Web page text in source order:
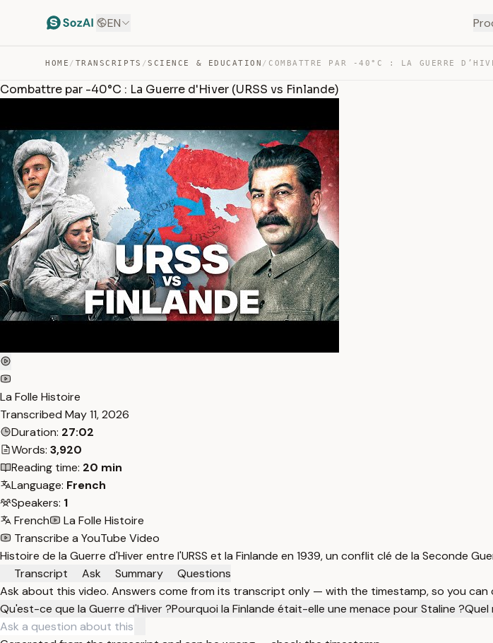
EN
HOME / TRANSCRIPTS /SCIENCE & EDUCATION /
Combattre par -40°C : La Guerre d'Hiver (URSS vs Finlande)
La Folle Histoire
Transcribed May 11, 2026
Duration: 27:02
Words: 3,920
Reading time: 20 min
Language: French
Speakers: 1
French
La Folle Histoire
Transcribe a YouTube Video
Histoire de la Guerre d'Hiver entre l'URSS et la Finlande en 1939, un conflit clé de la Seconde
Transcript
Ask Summary
Questions
Ask about this video. Answers come from its transcript only — with the timestamp, so you can
Qu'est-ce que la Guerre d'Hiver ?Pourquoi la Finlande était-elle une menace pour Staline ?Quel